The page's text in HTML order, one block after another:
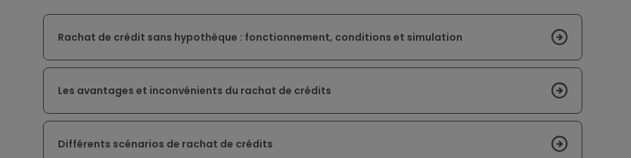
Rachat de crédit sans hypothèque : fonctionnement, conditions et simulation
Les avantages et inconvénients du rachat de crédits
Différents scénarios de rachat de crédits